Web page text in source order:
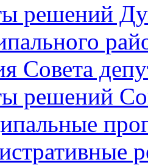
решений
Совета
решений